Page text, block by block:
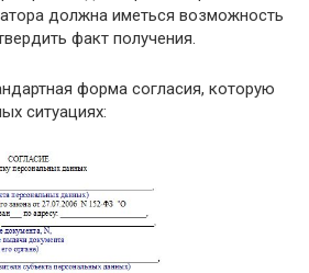
должна иметься возможность
факт получения.
форма согласия, которую
ситуациях: